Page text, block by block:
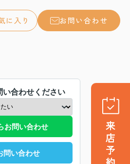
に入り お問い合わせ
い合わせください
お問い合わせ
問い合わせ